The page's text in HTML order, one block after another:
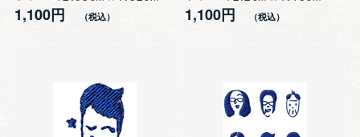
1,100円 1,100円